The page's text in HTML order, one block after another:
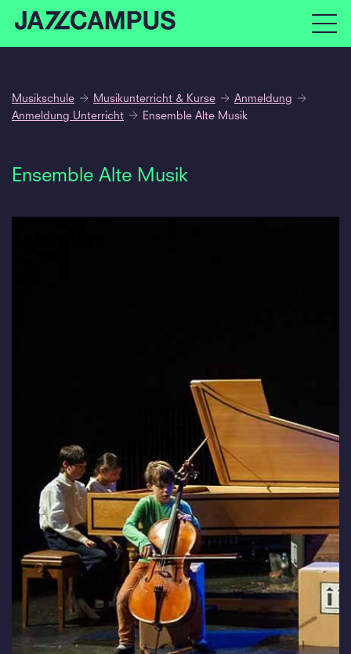
Musikschule Musikunterricht & Kurse
Anmeldung
Anmeldung Unterricht
Ensemble Alte Musik
Ensemble Alte Musik